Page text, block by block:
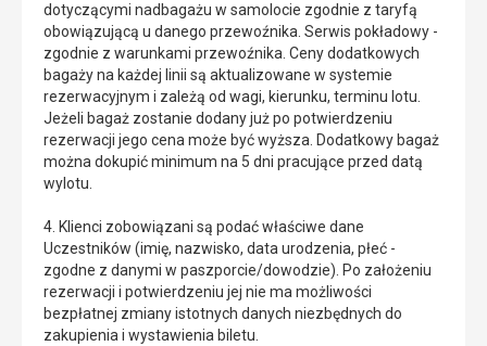
dotyczącymi nadbagażu w samolocie zgodnie z taryfą
obowiązującą u danego przewoźnika. Serwis pokładowy -
zgodnie z warunkami przewoźnika. Ceny dodatkowych
bagaży na każdej linii są aktualizowane w systemie
rezerwacyjnym i zależą od wagi, kierunku, terminu lotu.
Jeżeli bagaż zostanie dodany już po potwierdzeniu
rezerwacji jego cena może być wyższa. Dodatkowy bagaż
można dokupić minimum na 5 dni pracujące przed datą
wylotu.
4. Klienci zobowiązani są podać właściwe dane
Uczestników (imię, nazwisko, data urodzenia, płeć -
zgodne z danymi w paszporcie/dowodzie). Po założeniu
rezerwacji i potwierdzeniu jej nie ma możliwości
bezpłatnej zmiany istotnych danych niezbędnych do
zakupienia i wystawienia biletu.